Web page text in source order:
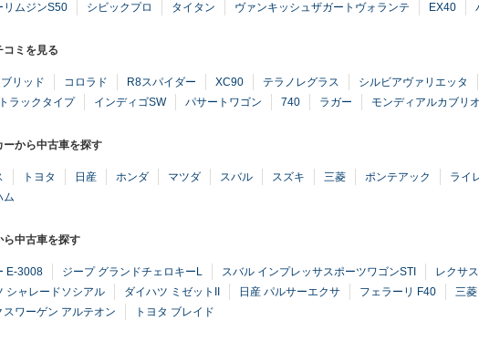
リムジンS50
シビックプロ タイタン ヴァンキッシュザガートヴォランテ EX40
ミを見る
リッド コロラド R8スパイダー XC90 テラノレグラス シルビアヴァリエッタ
トラックタイプ インディゴSW パサートワゴン 740 ラガー モンディアルカブリ
から中古車を探す
トヨタ 日産 ホンダ マツダ スバル スズキ 三菱 ポンテアック ライ
ム
中古車を探す
E-3008 ジープ グランドチェロキーL スバル インプレッサスポーツワゴンSTI レクサ
シャレードソシアル
ダイハツ ミゼットII 日産 パルサーエクサ フェラーリ F40 三
スワーゲン アルテオン
トヨタ ブレイド